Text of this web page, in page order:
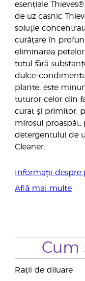
esențiale
de uz casnic
soluție
curățare în
eliminarea
totul fără
dulce-
plante, este
tuturor celor din
curat și primitor,
mirosul proaspăt,
detergentului de
Cleaner.
Informații despre
Află mai multe
Cum
Rații de diluare